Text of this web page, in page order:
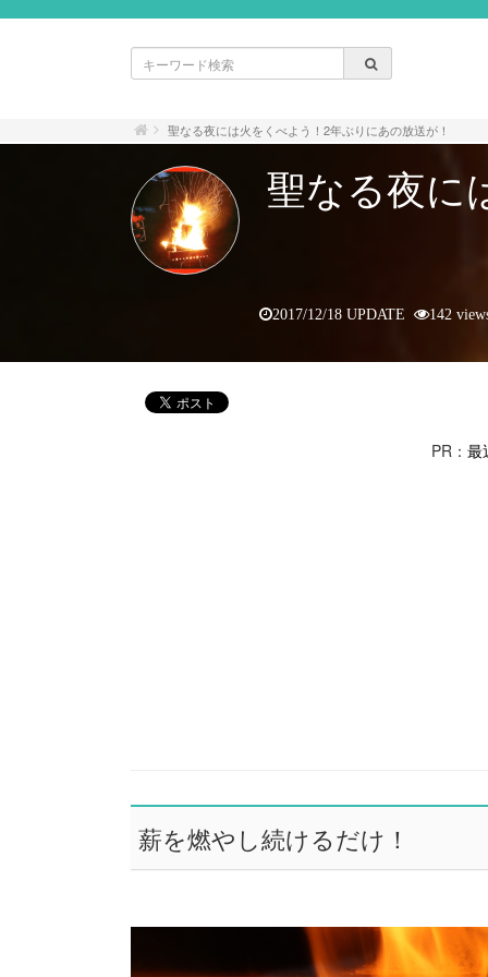
聖なる夜には火をくべよう！2年ぶりにあの放送が！
聖なる夜に
2017/12/18 UPDATE 142
PR： 最
薪を燃やし続けるだけ！